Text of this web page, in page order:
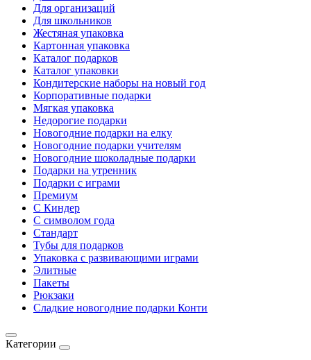
Для организаций
Для школьников
Жестяная упаковка
Картонная упаковка
Каталог подарков
Каталог упаковки
Кондитерские наборы на новый год
Корпоративные подарки
Мягкая упаковка
Недорогие подарки
Новогодние подарки на елку
Новогодние подарки учителям
Новогодние шоколадные подарки
Подарки на утренник
Подарки с играми
Премиум
С Киндер
С символом года
Стандарт
Тубы для подарков
Упаковка с развивающими играми
Элитные
Пакеты
Рюкзаки
Сладкие новогодние подарки Конти
Категории